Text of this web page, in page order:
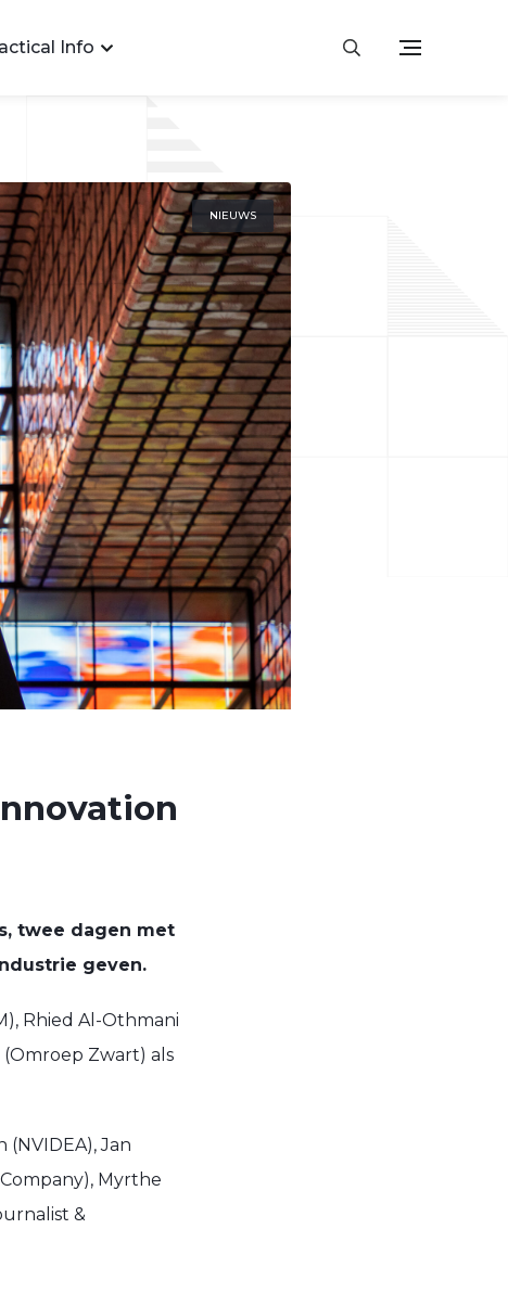
Info
NIEUWS
twee dagen met
geven.
Rhied Al-Othmani
Zwart) als
(NVIDEA), Jan
Myrthe
&